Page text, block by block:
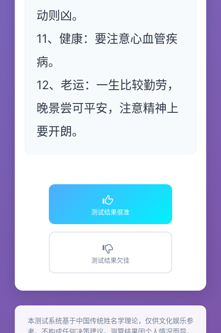
动则凶。
11、健康：要注意心血管疾
病。
12、老运：一生比较勤劳，
晚景尝可平安，注意精神上
要开朗。
测试结果很准
测试结果欠佳
本测试系统基于中国传统姓名学理论，仅供文化娱乐参
考，不构成任何决策建议。测算结果因个人情况而异，